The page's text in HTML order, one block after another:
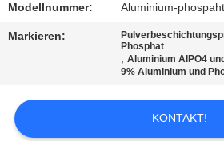
BITTE
ANGEBOT
Modellnummer: Aluminium-
Markieren:
Phosphat
,Aluminium AlPO4
9% Aluminium und
KONTAKT!